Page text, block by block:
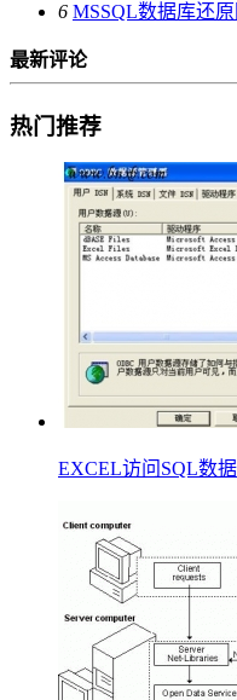
6 MSSQL数据库还
最新评论
热门推荐
EXCEL访问SQL数